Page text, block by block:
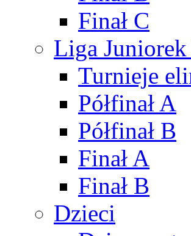
Finał C
Liga
Turnieje
Półfinał A
Półfinał B
Finał A
Finał B
Dzieci